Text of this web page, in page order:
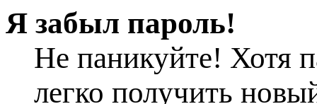
Я забыл пароль!
Не паникуйте! Хотя
легко получить